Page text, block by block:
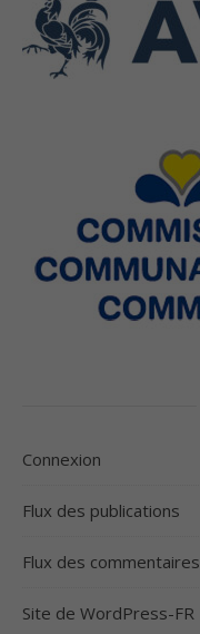
Connexion
Flux des publications
Flux des commentaires
Site de WordPress-FR